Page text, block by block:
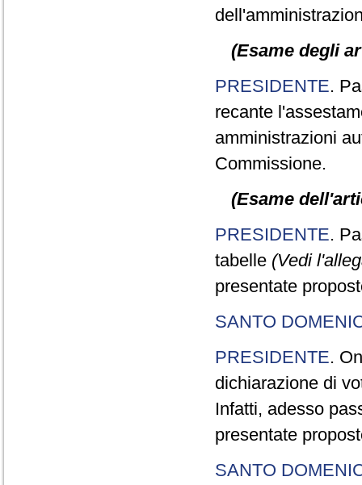
(Esame degli
PRESIDENTE.
recante
amministrazioni
Commissione.
(Esame
PRESIDENTE.
tabelle (Vedi
presentate
SANTO
PRESIDENTE.
dichiarazione di
Infatti, adesso
presentate
SANTO